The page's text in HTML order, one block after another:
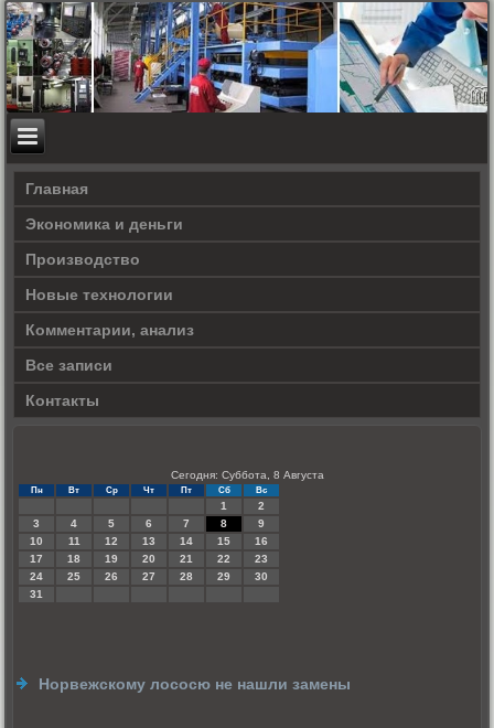
Главная
Экономика и деньги
Производство
Новые технологии
Комментарии, анализ
Все записи
Контакты
Сегодня: Суббота, 8 Августа
Пн Вт Ср Чт Пт Сб Вс
1
2
3
4 5 6 7 8
9
10
11 12 13 14 15
16
17
18 19 20 21 22
23
24
25 26 27 28 29
30
31
Норвежскому лососю не нашли замены